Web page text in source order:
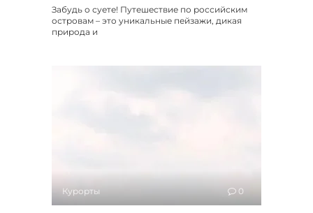
Забудь о суете! Путешествие по российским
островам – это уникальные пейзажи, дикая
природа и
Курорты 0